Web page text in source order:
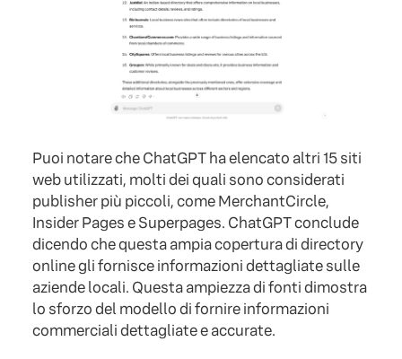
Puoi notare che ChatGPT ha elencato altri 15 siti
web utilizzati, molti dei quali sono considerati
publisher più piccoli, come MerchantCircle,
Insider Pages e Superpages. ChatGPT conclude
dicendo che questa ampia copertura di directory
online gli fornisce informazioni dettagliate sulle
aziende locali. Questa ampiezza di fonti dimostra
lo sforzo del modello di fornire informazioni
commerciali dettagliate e accurate.